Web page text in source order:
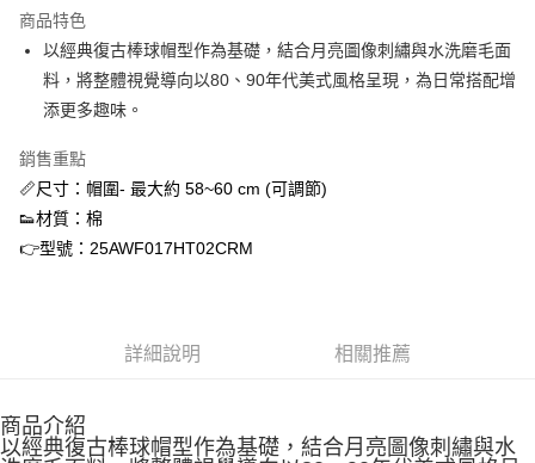
臺灣中小企業銀行
匯豐（台灣）商業銀行
華泰商業銀行
聯邦商業銀行
遠東國際商業銀行
元大商業銀行
台新國際商業銀行
台灣樂天信用卡公司
街口支付
ATM付款
全家取貨付款
每筆NT$60，滿NT$1,500(含以上)免運費
付款後全家取貨
每筆NT$60，滿NT$1,500(含以上)免運費
每筆NT$60，滿NT$1,500(含以上)免運費
商品特色
以經典復古棒球帽型作為基礎，結合月亮圖像刺繡與水洗磨毛面
料，將整體視覺導向以80、90年代美式風格呈現，為日常搭配增
添更多趣味。
銷售重點
📏尺寸：帽圍- 最大約 58~60 cm (可調節)
👟材質：棉
👉型號：25AWF017HT02CRM
詳細說明 相關推薦
商品介紹
以經典復古棒球帽型作為基礎，結合月亮圖像刺繡與水